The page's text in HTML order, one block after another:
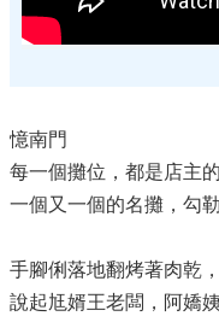
憶南門
每一個攤位，都是店主
一個又一個的名攤，勾
手腳俐落地翻烤著肉乾，
說起尪婿王老闆，阿嬌